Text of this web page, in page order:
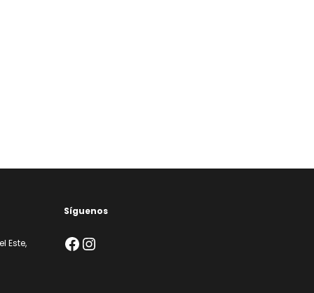
Este,
Síguenos
Facebook
Instagram